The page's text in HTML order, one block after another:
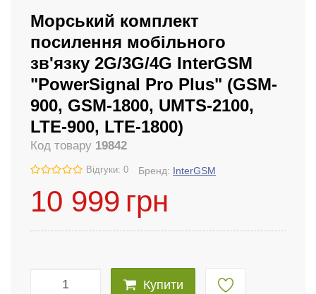
Морський комплект
посилення мобільного
зв'язку 2G/3G/4G InterGSM
"PowerSignal Pro Plus" (GSM-
900, GSM-1800, UMTS-2100,
LTE-900, LTE-1800)
Код товару 19842
Відгуки: 0 Бренд: InterGSM
10 999 грн
Купити